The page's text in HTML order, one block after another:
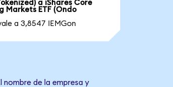
a iShares Core
Markets ETF (Ondo
a 3,8547 IEMGon
nombre de la empresa y